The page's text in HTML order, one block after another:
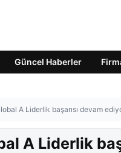
Güncel Haberler
A Liderlik başarısı devam
A Liderlik